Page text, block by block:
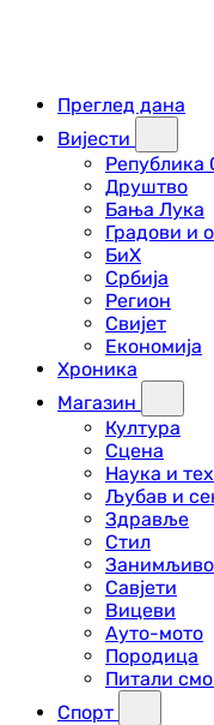
Преглед дана
Вијести
Република
Друштво
Бања Лука
Градови и
БиХ
Србија
Регион
Свијет
Економија
Хроника
Магазин
Култура
Сцена
Наука и
Љубав и
Здравље
Стил
Савјети
Вицеви
Ауто-мото
Породица
Питали
Спорт